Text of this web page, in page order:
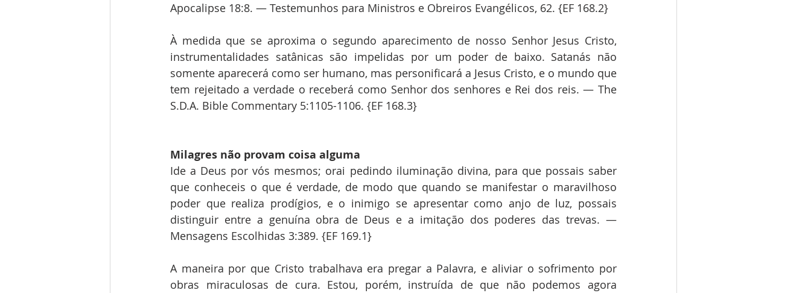
Apocalipse 18:8. — Testemunhos para Ministros e Obreiros Evangélicos, 62. {EF 168.2}
À medida que se aproxima o segundo aparecimento de nosso Senhor Jesus Cristo,
instrumentalidades satânicas são impelidas por um poder de baixo. Satanás não
somente aparecerá como ser humano, mas personificará a Jesus Cristo, e o mundo que
tem rejeitado a verdade o receberá como Senhor dos senhores e Rei dos reis. — The
S.D.A. Bible Commentary 5:1105-1106. {EF 168.3}
Milagres não provam coisa alguma
Ide a Deus por vós mesmos; orai pedindo iluminação divina, para que possais saber
que conheceis o que é verdade, de modo que quando se manifestar o maravilhoso
poder que realiza prodígios, e o inimigo se apresentar como anjo de luz, possais
distinguir entre a genuína obra de Deus e a imitação dos poderes das trevas. —
Mensagens Escolhidas 3:389. {EF 169.1}
A maneira por que Cristo trabalhava era pregar a Palavra, e aliviar o sofrimento por
obras miraculosas de cura. Estou, porém, instruída de que não podemos agora